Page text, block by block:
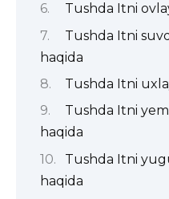
Tushda Itni
Tushda Itni
haqida
Tushda Itni
Tushda Itni
haqida
Tushda Itni
haqida